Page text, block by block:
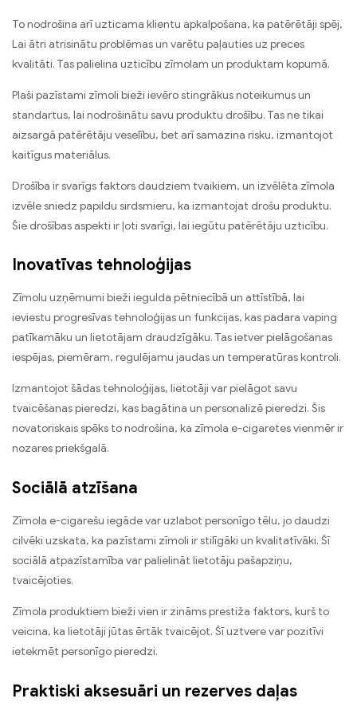
To nodrošina arī uzticama klientu apkalpošana, ka patērētāji spēj,
Lai ātri atrisinātu problēmas un varētu paļauties uz preces
kvalitāti. Tas palielina uzticību zīmolam un produktam kopumā.
Plaši pazīstami zīmoli bieži ievēro stingrākus noteikumus un
standartus, lai nodrošinātu savu produktu drošību. Tas ne tikai
aizsargā patērētāju veselību, bet arī samazina risku, izmantojot
kaitīgus materiālus.
Drošība ir svarīgs faktors daudziem tvaikiem, un izvēlēta zīmola
izvēle sniedz papildu sirdsmieru, ka izmantojat drošu produktu.
Šie drošības aspekti ir ļoti svarīgi, lai iegūtu patērētāju uzticību.
Inovatīvas tehnoloģijas
Zīmolu uzņēmumi bieži iegulda pētniecībā un attīstībā, lai
ieviestu progresīvas tehnoloģijas un funkcijas, kas padara vaping
patīkamāku un lietotājam draudzīgāku. Tas ietver pielāgošanas
iespējas, piemēram, regulējamu jaudas un temperatūras kontroli.
Izmantojot šādas tehnoloģijas, lietotāji var pielāgot savu
tvaicēšanas pieredzi, kas bagātina un personalizē pieredzi. Šis
novatoriskais spēks to nodrošina, ka zīmola e-cigaretes vienmēr ir
nozares priekšgalā.
Sociālā atzīšana
Zīmola e-cigarešu iegāde var uzlabot personīgo tēlu, jo daudzi
cilvēki uzskata, ka pazīstami zīmoli ir stilīgāki un kvalitatīvāki. Šī
sociālā atpazīstamība var palielināt lietotāju pašapziņu,
tvaicējoties.
Zīmola produktiem bieži vien ir zināms prestiža faktors, kurš to
veicina, ka lietotāji jūtas ērtāk tvaicējot. Šī uztvere var pozitīvi
ietekmēt personīgo pieredzi.
Praktiski aksesuāri un rezerves daļas